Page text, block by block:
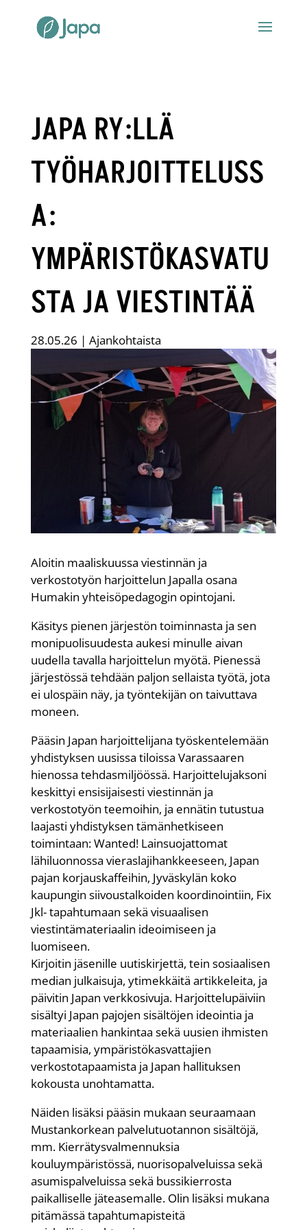
JAPA RY:LLÄ
TYÖHARJOITTELUSS
A:
YMPÄRISTÖKASVATU
STA JA VIESTINTÄÄ
28.05.26 | Ajankohtaista
Aloitin maaliskuussa viestinnän ja
verkostotyön harjoittelun Japalla osana
Humakin yhteisöpedagogin opintojani.
Käsitys pienen järjestön toiminnasta ja sen
monipuolisuudesta aukesi minulle aivan
uudella tavalla harjoittelun myötä. Pienessä
järjestössä tehdään paljon sellaista työtä, jota
ei ulospäin näy, ja työntekijän on taivuttava
moneen.
Pääsin Japan harjoittelijana työskentelemään
yhdistyksen uusissa tiloissa Varassaaren
hienossa tehdasmiljöössä. Harjoittelujaksoni
keskittyi ensisijaisesti viestinnän ja
verkostotyön teemoihin, ja ennätin tutustua
laajasti yhdistyksen tämänhetkiseen
toimintaan: Wanted! Lainsuojattomat
lähiluonnossa vieraslajihankkeeseen, Japan
pajan korjauskaffeihin, Jyväskylän koko
kaupungin siivoustalkoiden koordinointiin, Fix
Jkl- tapahtumaan sekä visuaalisen
viestintämateriaalin ideoimiseen ja
luomiseen.
Kirjoitin jäsenille uutiskirjettä, tein sosiaalisen
median julkaisuja, ytimekkäitä artikkeleita, ja
päivitin Japan verkkosivuja. Harjoittelupäiviin
sisältyi Japan pajojen sisältöjen ideointia ja
materiaalien hankintaa sekä uusien ihmisten
tapaamisia, ympäristökasvattajien
verkostotapaamista ja Japan hallituksen
kokousta unohtamatta.
Näiden lisäksi pääsin mukaan seuraamaan
Mustankorkean palvelutuotannon sisältöjä,
mm. Kierrätysvalmennuksia
kouluympäristössä, nuorisopalveluissa sekä
asumispalveluissa sekä bussikierrosta
paikalliselle jäteasemalle. Olin lisäksi mukana
pitämässä tapahtumapisteitä